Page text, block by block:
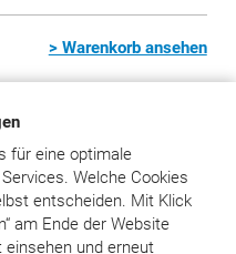
für eine optimale
Welche Cookies
entscheiden. Mit Klick
am Ende der Website
einsehen und erneut
> Warenkorb ansehen
© Asgard-Verlag Dr. Werner Hippe GmbH